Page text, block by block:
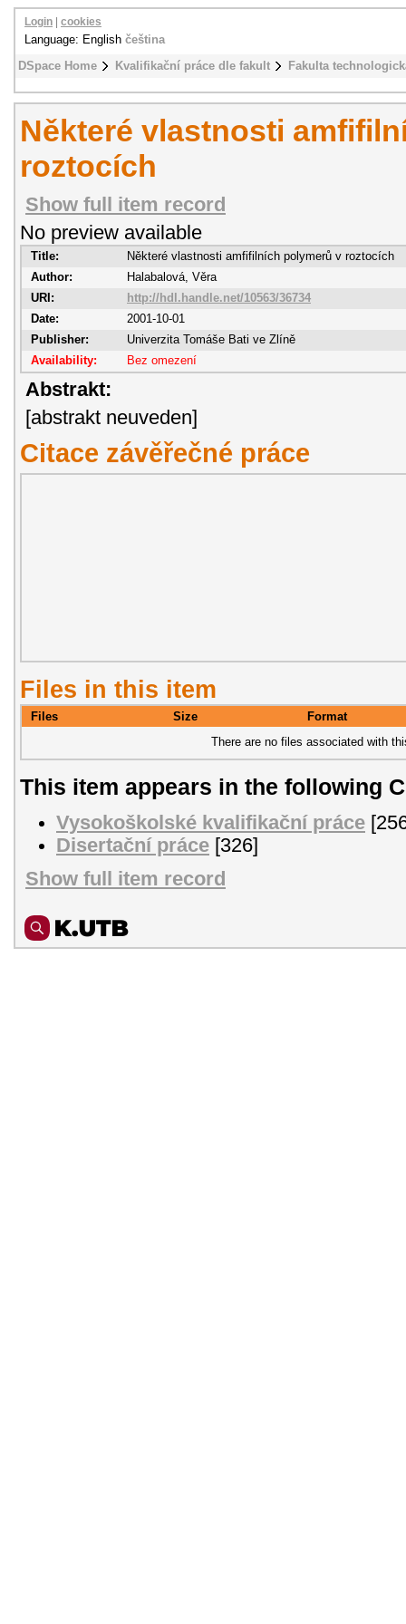
DSpace Home Kvalifikační práce dle fakult Fakulta
Login cookies
Language: English čeština
Některé vlastnosti
roztocích
Show full item record
No preview available
Title:
Některé vlastnosti amfifilních polymerů v roztocích
Author:
Halabalová, Věra
URI:
http://hdl.handle.net/10563/36734
Date:
2001-10-01
Publisher:
Univerzita Tomáše Bati ve Zlíně
Availability:
Bez omezení
Abstrakt:
[abstrakt neuveden]
Citace závěřečné práce
Files in this item
Files Size
Format
There are no files associated with
This item appears in the following
Vysokoškolské kvalifikační práce
Disertační práce [326]
Show full item record